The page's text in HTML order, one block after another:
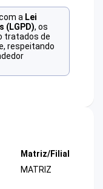
a Lei
(LGPD), os
tratados de
respeitando
Matriz/Filial
MATRIZ